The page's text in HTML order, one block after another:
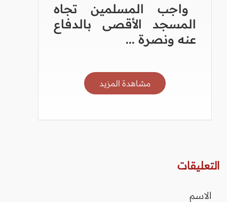
واجب المسلمين تجاه
المسجد الأقصى بالدفاع
عنه ونصرة ...
مشاهدة المزيد
التعليقات
الاسم